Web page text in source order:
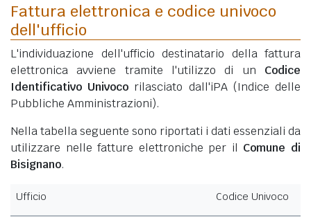
Fattura elettronica e codice univoco
dell'ufficio
L'individuazione dell'ufficio destinatario della fattura
elettronica avviene tramite l'utilizzo di un Codice
Identificativo Univoco rilasciato dall'iPA (Indice delle
Pubbliche Amministrazioni).
Nella tabella seguente sono riportati i dati essenziali da
utilizzare nelle fatture elettroniche per il Comune di
Bisignano.
Ufficio Codice Univoco